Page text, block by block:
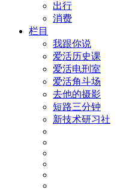
出行
消费
栏目
我跟你说
爱活历史课
爱活电刑室
爱活角斗场
去他的摄影
短路三分钟
新技术研习社